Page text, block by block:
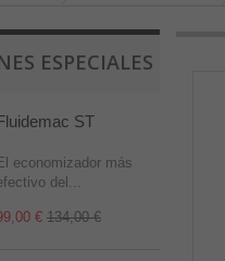
ESPECIALES
ST
economizador más
del...
€ 134,00 €